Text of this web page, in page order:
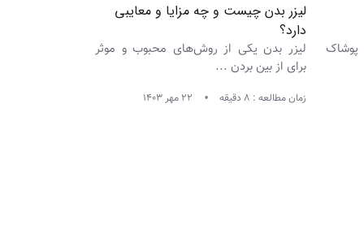
لیزر بدن چیست و چه مزایا و معایبی
دارد؟
لیزر بدن یکی از روش‌های محبوب و موثر
برای از بین بردن ...
زمان مطالعه : 8 دقیقه